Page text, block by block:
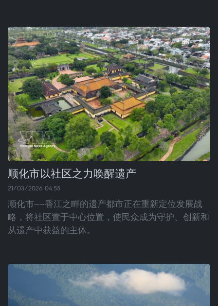
顺化市以社区之力唤醒遗产
21/03/2026 04:55
顺化市——香江之畔的遗产都市正在重新定位发展战
略，将社区置于中心位置，使民众成为守护、创新和
从遗产中获益的主体。